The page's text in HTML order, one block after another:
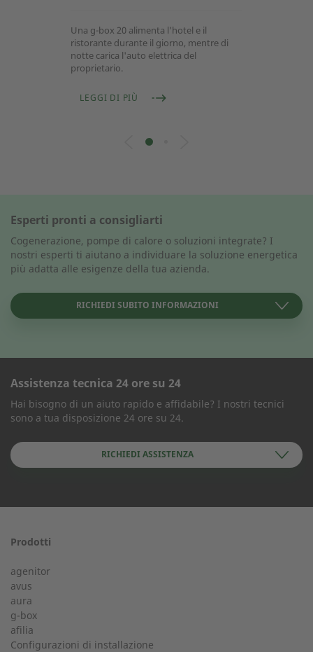
Una g-box 20 alimenta l'hotel e il
ristorante durante il giorno, mentre di
notte carica l'auto elettrica del
proprietario.
LEGGI DI PIÙ
Esperti pronti a consigliarti
Cogenerazione, pompe di calore o soluzioni integrate? I
nostri esperti ti aiutano a individuare la soluzione energetica
più adatta alle esigenze della tua azienda.
RICHIEDI SUBITO INFORMAZIONI
MODULO DI CONTATTO
Cognome
Assistenza tecnica 24 ore su 24
Hai bisogno di un aiuto rapido e affidabile? I nostri tecnici
sono a tua disposizione 24 ore su 24.
RICHIEDI ASSISTENZA
Il tuo tecnico disponibile 24 ore su 24.
Prodotti
agenitor
avus
aura
g-box
afilia
Configurazioni di installazione